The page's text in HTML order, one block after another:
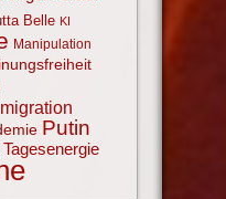
Belle KI
Manipulation
migration
Putin
Tagesenergie